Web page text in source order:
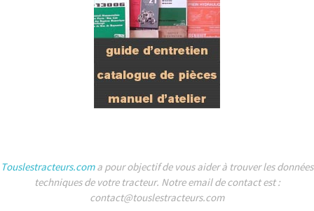
Touslestracteurs.coma pour objectif de vous aider à trouver les données
techniques de votre tracteur. Notre email de contact est :
contact@touslestracteurs.com